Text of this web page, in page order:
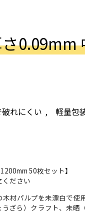
0.09mm
れにくい , 軽量包
50枚セット】
ださい
材パルプを未漂白で使
ざら）クラフト、未晒